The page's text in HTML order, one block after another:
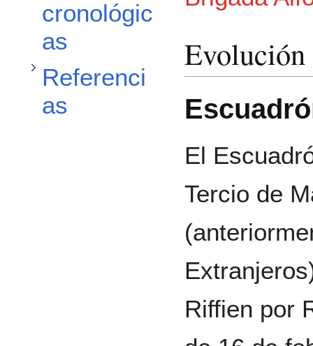
cronológic
as
Referenci
as
El
Tercio de
Riffien por